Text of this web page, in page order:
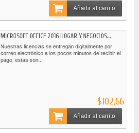
Añadir al carrito
MICROSOFT OFFICE 2016 HOGAR Y NEGOCIOS...
Nuestras licencias se entregan digitalmente por
correo electrónico a los pocos minutos de recibir el
pago, estas son...
$102,66
Añadir al carrito